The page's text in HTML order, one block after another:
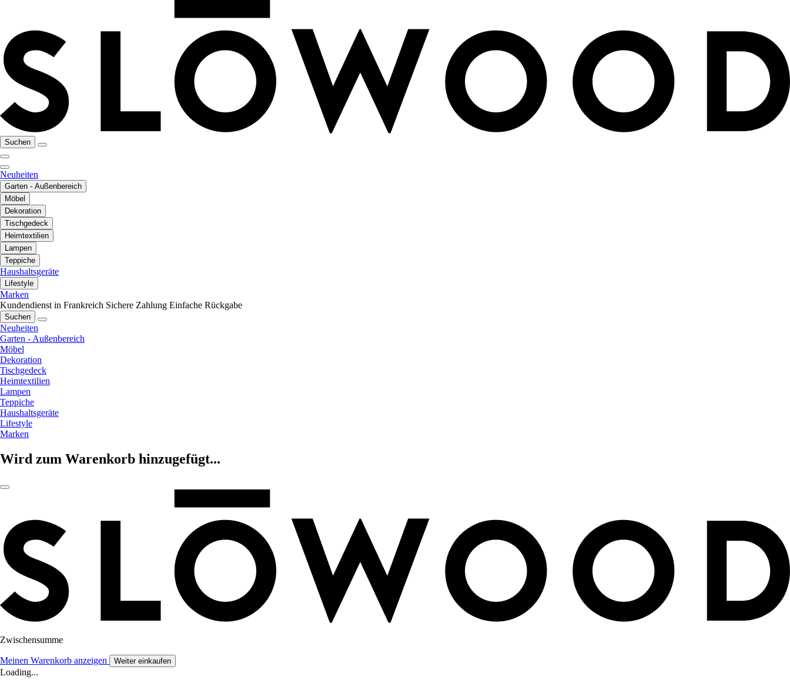
Suchen
Neuheiten
Garten - Außenbereich
Möbel
Dekoration
Tischgedeck
Heimtextilien
Lampen
Teppiche
Haushaltsgeräte
Lifestyle
Marken
Kundendienst in Frankreich Sichere Zahlung Einfache Rückgabe
Suchen
Neuheiten
Garten - Außenbereich
Möbel
Dekoration
Tischgedeck
Heimtextilien
Lampen
Teppiche
Haushaltsgeräte
Lifestyle
Marken
Wird zum Warenkorb hinzugefügt...
Zwischensumme
Meinen Warenkorb anzeigen Weiter einkaufen
Loading...